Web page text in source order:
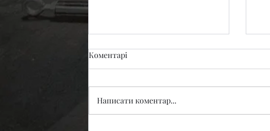
Деббі щось знає
Коментарі
Написати коментар...